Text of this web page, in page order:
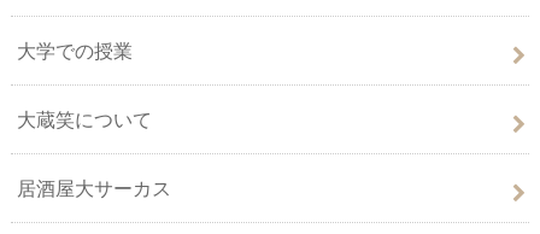
大学での授業
大蔵笑について
居酒屋大サーカス